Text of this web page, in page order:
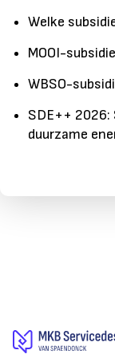
Welke
MOOI-
WBSO-
SDE++
duurzame